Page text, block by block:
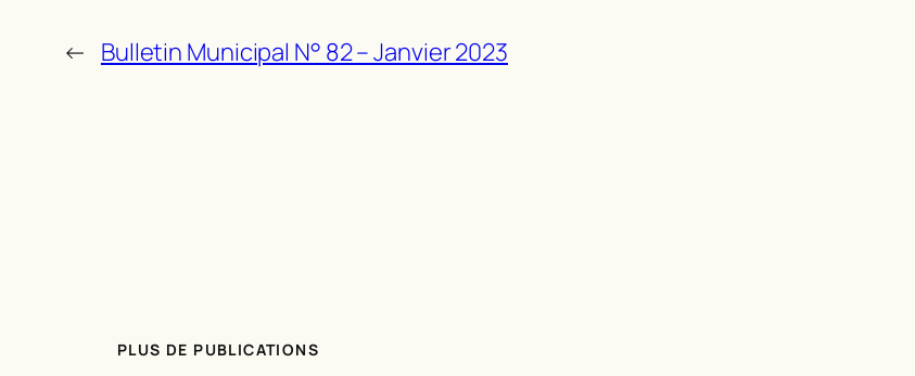
← Bulletin Municipal N° 82 – Janvier 2023
PLUS DE PUBLICATIONS